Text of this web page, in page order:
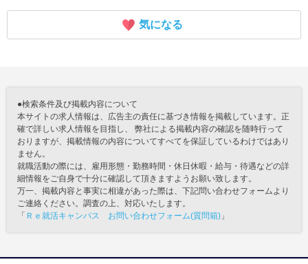
気になる
●検索条件及び掲載内容について
本サイトの求人情報は、広告主の責任に基づき情報を掲載しています。正
確で詳しい求人情報を目指し、 弊社による掲載内容の確認を随時行って
おりますが、掲載情報の内容についてすべてを保証しているわけではあり
ません。
就職活動の際には、雇用形態・勤務時間・休日休暇・給与・待遇などの詳
細情報をご自身で十分に確認して頂きますようお願い致します。
万一、掲載内容と事実に相違があった際は、下記問い合わせフォームより
ご連絡ください。調査の上、対応いたします。
「 Ｒｅ就活キャンパス お問い合わせフォーム(質問箱) 」